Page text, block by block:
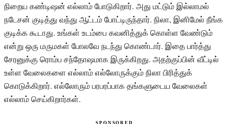
நிறைய கண்டிஷன் எல்லாம் போடுகிறார். அது மட்டும் இல்லாமல்
நடேசன் குடித்து வந்து ஆட்டம் போட்டிருந்தார். நிலா, இனிமேல் நீங்க
குடிக்க கூடாது. உங்கள் உடம்பை கவனித்துக் கொள்ள வேண்டும்
என்று ஒரு மருமகள் போலவே நடந்து கொண்டார். இதை பார்த்து
சேரனுக்கு ரொம்ப சந்தோஷமாக இருக்கிறது. அதற்குப்பின் வீட்டில்
உள்ள வேலைகளை எல்லாம் எல்லோருக்கும் நிலா பிரித்துக்
கொடுக்கிறார். எல்லோரும் பரபரப்பாக தங்களுடைய வேலைகள்
எல்லாம் செய்கிறார்கள்.